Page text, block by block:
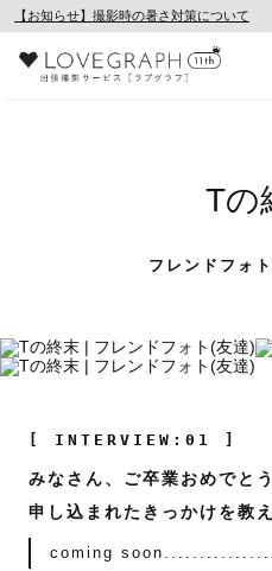
【お知らせ】撮影時の暑さ対策について
Tの
フレンドフォ
[ INTERVIEW:01 ]
みなさん、ご卒業おめでと
申し込まれたきっかけを教
coming